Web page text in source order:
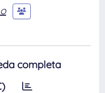
completa